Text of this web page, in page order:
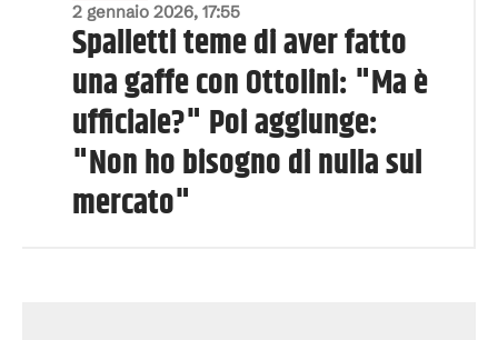
2 gennaio 2026, 17:55
Spalletti teme di aver fatto
una gaffe con Ottolini: "Ma è
ufficiale?" Poi aggiunge:
"Non ho bisogno di nulla sul
mercato"